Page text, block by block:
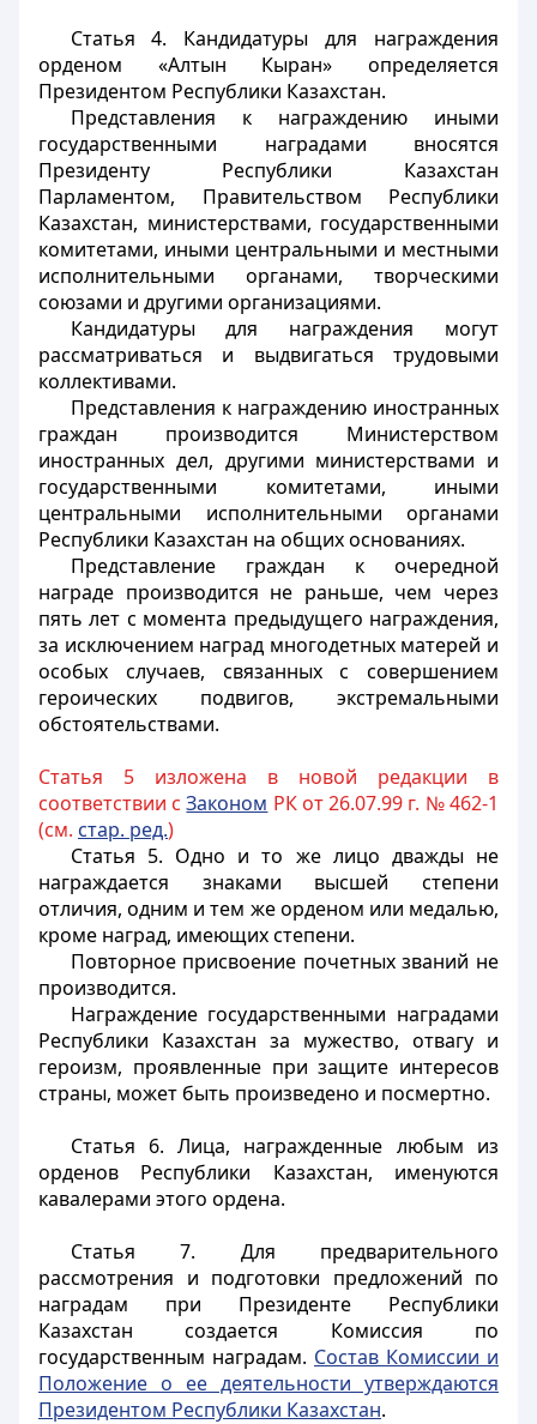
Статья 4. Кандидатуры для награждения
орденом «Алтын Кыран» определяется
Президентом Республики Казахстан.
Представления к награждению иными
государственными наградами вносятся
Президенту Республики Казахстан
Парламентом, Правительством Республики
Казахстан, министерствами, государственными
комитетами, иными центральными и местными
исполнительными органами, творческими
союзами и другими организациями.
Кандидатуры для награждения могут
рассматриваться и выдвигаться трудовыми
коллективами.
Представления к награждению иностранных
граждан производится Министерством
иностранных дел, другими министерствами и
государственными комитетами, иными
центральными исполнительными органами
Республики Казахстан на общих основаниях.
Представление граждан к очередной
награде производится не раньше, чем через
пять лет с момента предыдущего награждения,
за исключением наград многодетных матерей и
особых случаев, связанных с совершением
героических подвигов, экстремальными
обстоятельствами.
Статья 5 изложена в новой редакции в
соответствии сЗаконом РК от 26.07.99 г. № 462-1
(см. стар. ред.)
Статья 5. Одно и то же лицо дважды не
награждается знаками высшей степени
отличия, одним и тем же орденом или медалью,
кроме наград, имеющих степени.
Повторное присвоение почетных званий не
производится.
Награждение государственными наградами
Республики Казахстан за мужество, отвагу и
героизм, проявленные при защите интересов
страны, может быть произведено и посмертно.
Статья 6. Лица, награжденные любым из
орденов Республики Казахстан, именуются
кавалерами этого ордена.
Статья 7. Для предварительного
рассмотрения и подготовки предложений по
наградам при Президенте Республики
Казахстан создается Комиссия по
государственным наградам. Состав Комиссии и
Положение о ее деятельности утверждаются
Президентом Республики Казахстан.